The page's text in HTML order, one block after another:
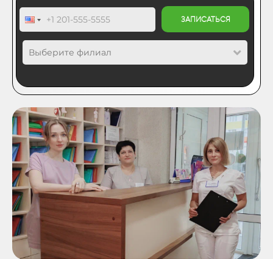
ЗАПИСАТЬСЯ
Выберите филиал